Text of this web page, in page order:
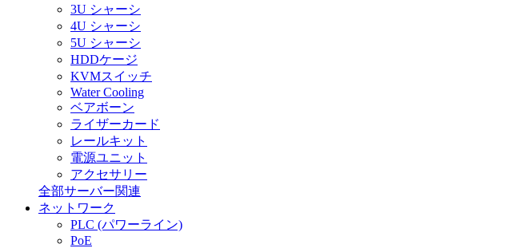
3U シャーシ
4U シャーシ
5U シャーシ
HDDケージ
KVMスイッチ
Water Cooling
ベアボーン
ライザーカード
レールキット
電源ユニット
アクセサリー
全部サーバー関連
ネットワーク
PLC (パワーライン)
PoE